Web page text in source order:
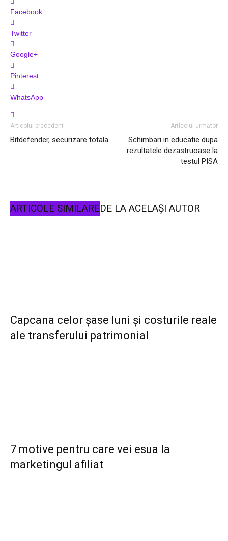
Facebook
Twitter
Google+
Pinterest
WhatsApp
Articolul precedent
Bitdefender, securizare totala
Articolul următor
Schimbari in educatie dupa
rezultatele dezastruoase la
testul PISA
ARTICOLE SIMILAREDE LA ACELAȘI AUTOR
Capcana celor șase luni și costurile reale
ale transferului patrimonial
7 motive pentru care vei esua la
marketingul afiliat